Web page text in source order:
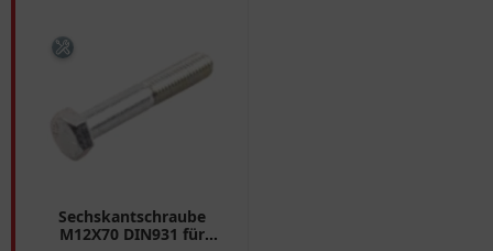
Sechskantschraube
M12X70 DIN931 für